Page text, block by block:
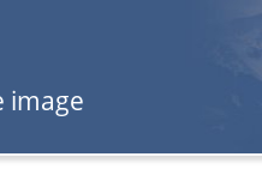
image